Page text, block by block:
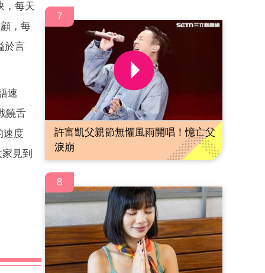
，每天
，每
於言
速
饒舌
速度
見到
7
許富凱父親節無懼風雨開唱！憶亡父
淚崩
8